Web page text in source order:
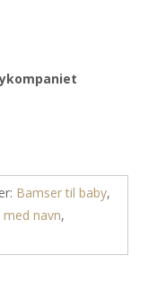
Bamser til baby,
med navn,